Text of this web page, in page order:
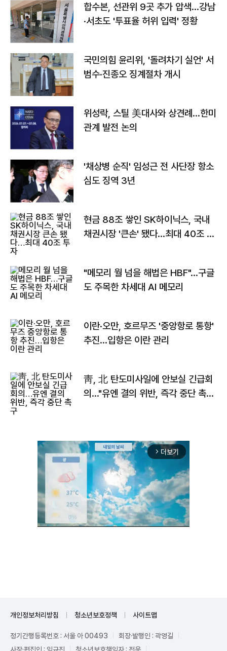
합수본, 선관위 9곳 추가 압색…강남
·서초도 '투표율 허위 입력' 정황
국민의힘 윤리위, '돌려차기 실언' 서
범수·진종오 징계절차 개시
위성락, 스틸 美대사와 상견례…한미
관계 발전 논의
'채상병 순직' 임성근 전 사단장 항소
심도 징역 3년
현금 88조 쌓인 SK하이닉스, 국내
채권시장 '큰손' 됐다…최대 40조 투
"메모리 월 넘을 해법은 HBF"…구글
도 주목한 차세대 AI 메모리
이란·오만, 호르무즈 '중앙항로 통항'
추진…입항은 이란 관리
靑, 北 탄도미사일에 안보실 긴급회
의…"유엔 결의 위반, 즉각 중단 촉
arrow_forward_ios 더보기
개인정보처리방침 청소년보호정책 사이트맵
정기간행등록번호 : 서울 아 00493
회장·발행인 : 곽영길
사장·편집인 : 임규진
청소년보호책임자 : 전운